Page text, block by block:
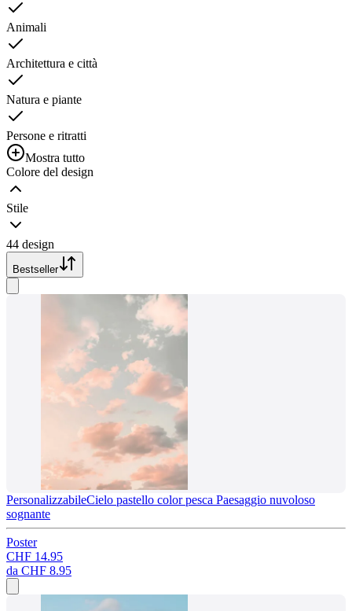
Animali
Architettura e città
Natura e piante
Persone e ritratti
Mostra tutto
Colore del design
Stile
44 design
Bestseller
PersonalizzabileCielo pastello color pesca Paesaggio nuvoloso
sognante
Poster
CHF 14.95
da CHF 8.95